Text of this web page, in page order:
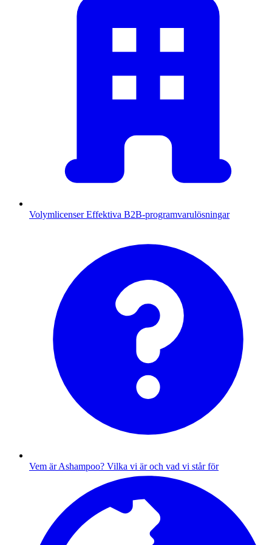
Volymlicenser Effektiva B2B-programvarulösningar
Vem är Ashampoo? Vilka vi är och vad vi står för